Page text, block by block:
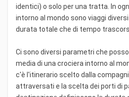
identici) o solo per una tratta. In
intorno al mondo sono viaggi
durata totale che di tempo
Ci sono diversi parametri che
media di una crociera intorno al
c'è l'itinerario scelto dalla
attraversati e la scelta dei porti di